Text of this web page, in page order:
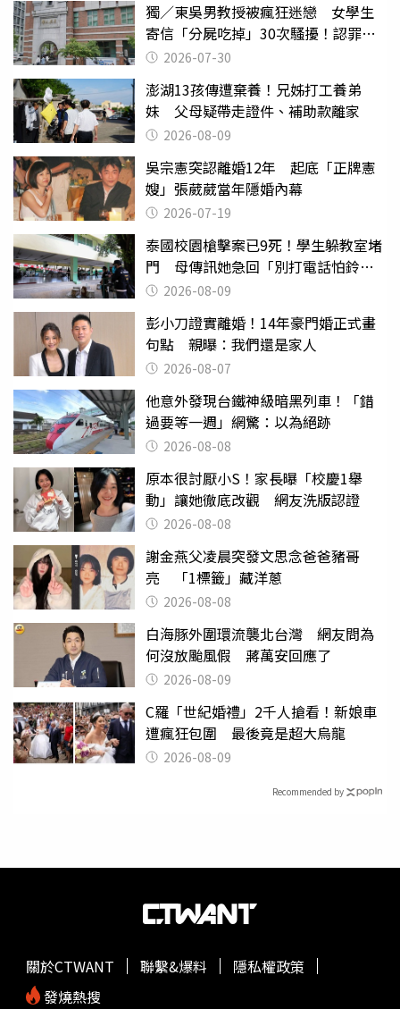
獨／東吳男教授被瘋狂迷戀 女學生
寄信「分屍吃掉」30次騷擾！認罪免
關 2026-07-30
澎湖13孩傳遭棄養！兄姊打工養弟
妹 父母疑帶走證件、補助款離家
2026-08-09
吳宗憲突認離婚12年 起底「正牌憲
嫂」張葳葳當年隱婚內幕
2026-07-19
泰國校園槍擊案已9死！學生躲教室堵
門 母傳訊她急回「別打電話怕鈴
響」2026-08-09
彭小刀證實離婚！14年豪門婚正式畫
句點 親曝：我們還是家人
2026-08-07
他意外發現台鐵神級暗黑列車！「錯
過要等一週」網驚：以為絕跡
2026-08-08
原本很討厭小S！家長曝「校慶1舉
動」讓她徹底改觀 網友洗版認證
2026-08-08
謝金燕父凌晨突發文思念爸爸豬哥
亮 「1標籤」藏洋蔥
2026-08-08
白海豚外圍環流襲北台灣 網友問為
何沒放颱風假 蔣萬安回應了
2026-08-09
C羅「世紀婚禮」2千人搶看！新娘車
遭瘋狂包圍 最後竟是超大烏龍
2026-08-09
Recommended by
關於CTWANT 聯繫&爆料
隱私權政策
發燒熱搜